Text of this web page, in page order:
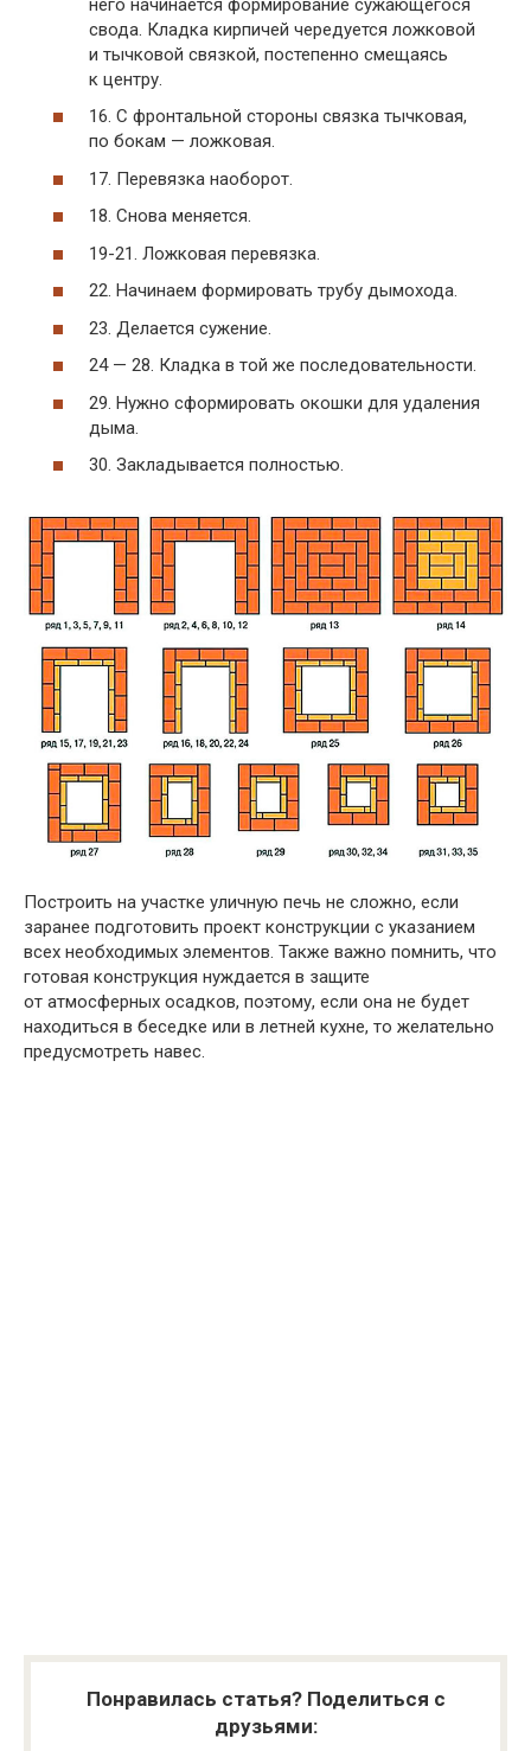
него начинается формирование сужающегося
свода. Кладка кирпичей чередуется ложковой
и тычковой связкой, постепенно смещаясь
к центру.
16. С фронтальной стороны связка тычковая,
по бокам — ложковая.
17. Перевязка наоборот.
18. Снова меняется.
19-21. Ложковая перевязка.
22. Начинаем формировать трубу дымохода.
23. Делается сужение.
24 — 28. Кладка в той же последовательности.
29. Нужно сформировать окошки для удаления
дыма.
30. Закладывается полностью.
Построить на участке уличную печь не сложно, если
заранее подготовить проект конструкции с указанием
всех необходимых элементов. Также важно помнить, что
готовая конструкция нуждается в защите
от атмосферных осадков, поэтому, если она не будет
находиться в беседке или в летней кухне, то желательно
предусмотреть навес.
Понравилась статья? Поделиться с
друзьями: